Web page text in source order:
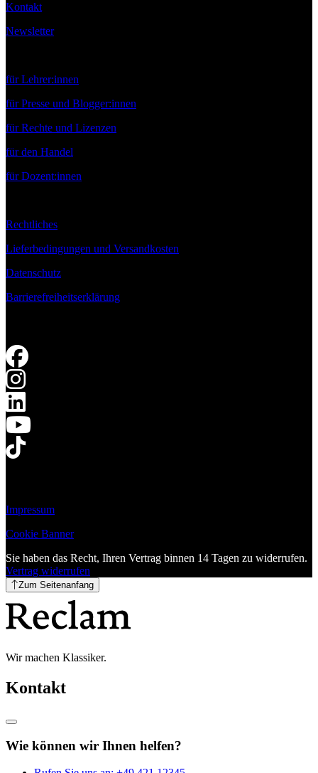
Kontakt
Newsletter
für Lehrer:innen
für Presse und Blogger:innen
für Rechte und Lizenzen
für den Handel
für Dozent:innen
Rechtliches
Lieferbedingungen und Versandkosten
Datenschutz
Barrierefreiheitserklärung
Impressum
Cookie Banner
Sie haben das Recht, Ihren Vertrag binnen 14 Tagen zu widerrufen.
Vertrag widerrufen
Zum Seitenanfang
Wir machen Klassiker.
Kontakt
Wie können wir Ihnen helfen?